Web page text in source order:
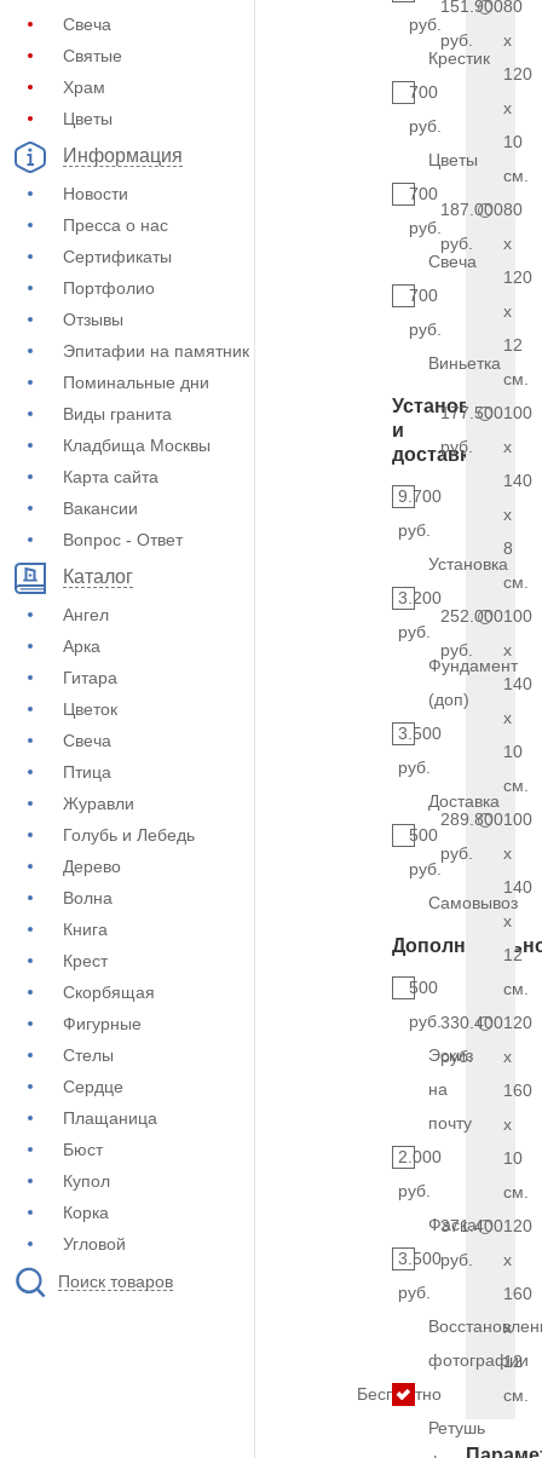
Свеча
Святые
Храм
Цветы
Информация
Новости
Пресса о нас
Сертификаты
Портфолио
Отзывы
Эпитафии на памятник
Поминальные дни
Виды гранита
Кладбища Москвы
Карта сайта
Вакансии
Вопрос - Ответ
Каталог
Ангел
Арка
Гитара
Цветок
Свеча
Птица
Журавли
Голубь и Лебедь
Дерево
Волна
Книга
Крест
Скорбящая
Фигурные
Стелы
Сердце
Плащаница
Бюст
Купол
Корка
Угловой
Поиск товаров
руб.
Крестик
700
руб.
Цветы
700
руб.
Свеча
700
руб.
Виньетка
Установка
и
доставка
9.700
руб.
Установка
3.200
руб.
Фундамент
(доп)
3.500
руб.
Доставка
500
руб.
Самовывоз
500
руб.
Эскиз
на
почту
2.000
руб.
Фаска
3.500
руб.
фотографии
Бесплатно
Ретушь
151.900
руб.
80
x
120
x
10
см.
187.000
руб.
80
x
120
x
12
см.
177.500
руб.
100
x
140
x
8
см.
252.000
руб.
100
x
140
x
10
см.
289.800
руб.
100
x
140
x
12
см.
330.400
руб.
120
x
160
x
10
см.
371.400
руб.
120
x
160
x
12
см.